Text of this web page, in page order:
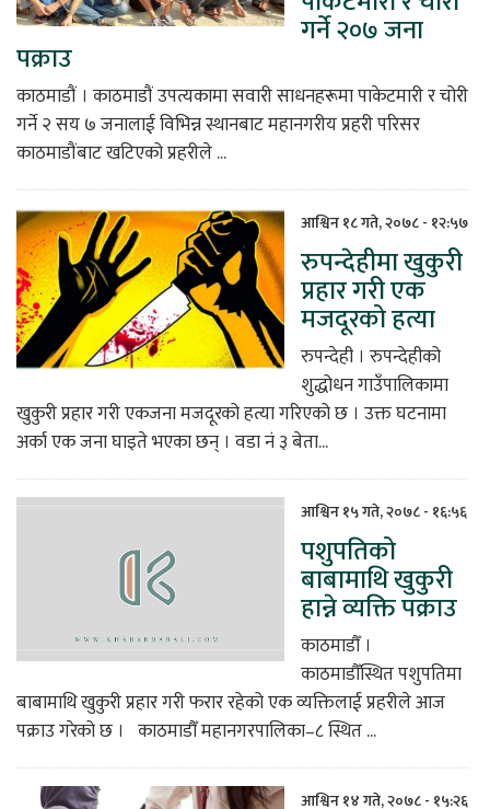
गर्ने २०७ जना
पक्राउ
काठमाडौं । काठमाडौं उपत्यकामा सवारी साधनहरूमा पाकेटमारी र चोरी
गर्ने २ सय ७ जनालाई विभिन्न स्थानबाट महानगरीय प्रहरी परिसर
काठमाडौंबाट खटिएको प्रहरीले ...
आश्विन १८ गते, २०७८ - १२:५७
रुपन्देहीमा खुकुरी
प्रहार गरी एक
मजदूरको हत्या
रुपन्देही । रुपन्देहीको
शुद्धोधन गाउँपालिकामा
खुकुरी प्रहार गरी एकजना मजदूरको हत्या गरिएको छ । उक्त घटनामा
अर्का एक जना घाइते भएका छन् । वडा नं ३ बेता...
आश्विन १५ गते, २०७८ - १६:५६
पशुपतिको
बाबामाथि खुकुरी
हान्ने व्यक्ति पक्राउ
काठमाडौँ ।
काठमाडौँस्थित पशुपतिमा
बाबामाथि खुकुरी प्रहार गरी फरार रहेको एक व्यक्तिलाई प्रहरीले आज
पक्राउ गरेको छ । काठमाडौँ महानगरपालिका–८ स्थित ...
आश्विन १४ गते, २०७८ - १५:२६